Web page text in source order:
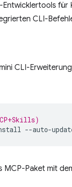
Entwicklertools
CLI-
CLI-
--auto-
MCP-Paket mit